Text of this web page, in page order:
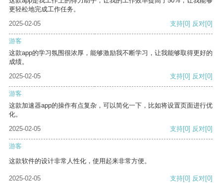
更轻松地完成工作任务。
2025-02-05
支持[0] 反对[0]
游客
这款app的学习氛围很浓厚，能够激励我不断学习，让我能够取得更好的
成绩。
2025-02-05
支持[0] 反对[0]
游客
这款加速器app的操作有点复杂，可以简化一下，比如将设置页面进行优
化。
2025-02-05
支持[0] 反对[0]
游客
这款软件的设计非常人性化，使用起来非常方便。
2025-02-05 支持[0] 反对[0]